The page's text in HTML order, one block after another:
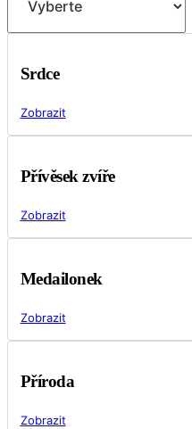
Srdce
Zobrazit
Přívěsek zvíře
Zobrazit
Medailonek
Zobrazit
Příroda
Zobrazit